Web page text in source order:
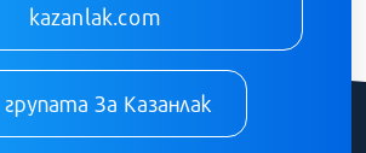
kazanlak.com
групата За Казанлак